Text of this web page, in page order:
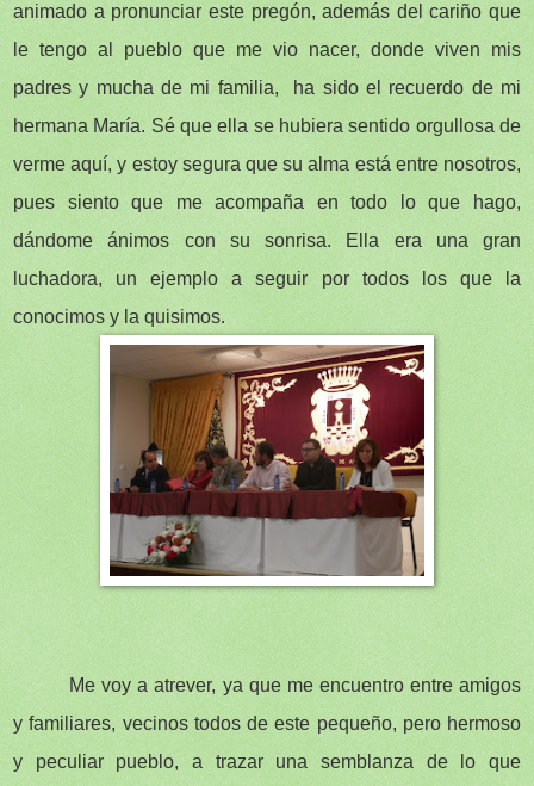
animado a pronunciar este pregón, además del cariño que
le tengo al pueblo que me vio nacer, donde viven mis
padres y mucha de mi familia, ha sido el recuerdo de mi
hermana María. Sé que ella se hubiera sentido orgullosa de
verme aquí, y estoy segura que su alma está entre nosotros,
pues siento que me acompaña en todo lo que hago,
dándome ánimos con su sonrisa. Ella era una gran
luchadora, un ejemplo a seguir por todos los que la
conocimos y la quisimos.
Me voy a atrever, ya que me encuentro entre amigos
y familiares, vecinos todos de este pequeño, pero hermoso
y peculiar pueblo, a trazar una semblanza de lo que